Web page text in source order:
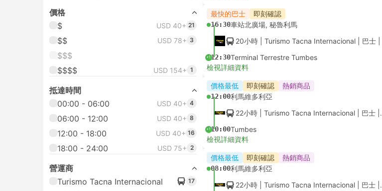
價格
$
USD 40+ 21
$$ USD 78+ 3
$$$
$$$$
USD 154+ 1
抵達時間
00:00 - 06:00
USD 40+ 4
06:00 - 12:00 USD 40+ 8
12:00 - 18:00 USD 40+ 16
18:00 - 24:00 USD 75+ 2
營運商
Turismo Tacna Internacional
17
最快的巴士 即刻確認
16:30車站北廣場, 秘魯利馬
20小時 | Turismo Tacna Internacional 巴士
+112:30Terminal Terrestre Tumbes
檢視詳細資料
價格最低 即刻確認 熱銷商品
12:00利馬維多利亞
22小時 | Turismo Tacna Internacional 巴士
+110:00Tumbes
檢視詳細資料
價格最低 即刻確認 熱銷商品
08:00利馬維多利亞
22小時 | Turismo Tacna Internacional 巴士